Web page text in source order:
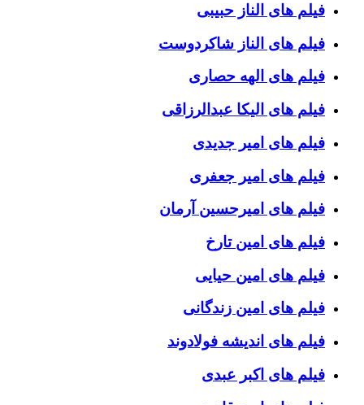
فیلم های الناز حبیبی
فیلم های الناز شاکردوست
فیلم های الهه حصاری
فیلم های الیکا عبدالرزاقی
فیلم های امیر جدیدی
فیلم های امیر جعفری
فیلم های امیرحسین آرمان
فیلم های امین تارخ
فیلم های امین حیایی
فیلم های امین زندگانی
فیلم های اندیشه فولادوند
فیلم های اکبر عبدی